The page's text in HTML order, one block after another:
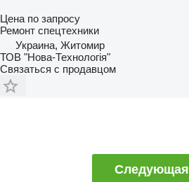
Цена по запросу
Ремонт спецтехники
Украина, Житомир
ТОВ "Нова-Технологія"
Связаться с продавцом
Следующая